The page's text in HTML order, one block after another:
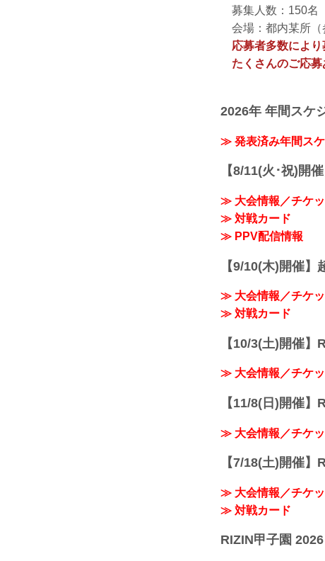
募集人数：150名
会場：都内某所（
応募者多数により
たくさんのご応募
2026年 年間スケ
≫ 発表済み年間ス
【8/11(火･祝)開
≫ 大会情報／チケッ
≫ 対戦カード
≫ PPV配信情報
【9/10(木)開催
≫ 大会情報／チケッ
≫ 対戦カード
【10/3(土)開催
≫ 大会情報／チケッ
【11/8(日)開催
≫ 大会情報／チケッ
【7/18(土)開催
≫ 大会情報／チケッ
≫ 対戦カード
RIZIN甲子園 2026